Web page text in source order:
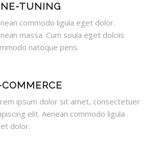
TUNING
commodo ligula eget dolor.
massa. Cum soula eget dolciis
natoque pens.
ipsum dolor sit amet, consectetuer
elit. Aenean commodo ligula
dolor.